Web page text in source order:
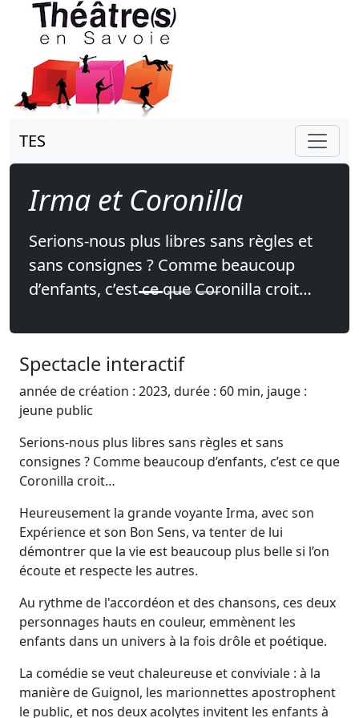
TES
Irma et Coronilla
Serions-nous plus libres sans règles et
sans consignes ? Comme beaucoup
d’enfants, c’est ce que Coronilla croit…
Spectacle interactif
année de création : 2023, durée : 60 min, jauge :
jeune public
Serions-nous plus libres sans règles et sans
consignes ? Comme beaucoup d’enfants, c’est ce que
Coronilla croit…
Heureusement la grande voyante Irma, avec son
Expérience et son Bon Sens, va tenter de lui
démontrer que la vie est beaucoup plus belle si l’on
écoute et respecte les autres.
Au rythme de l'accordéon et des chansons, ces deux
personnages hauts en couleur, emmènent les
enfants dans un univers à la fois drôle et poétique.
La comédie se veut chaleureuse et conviviale : à la
manière de Guignol, les marionnettes apostrophent
le public, et nos deux acolytes invitent les enfants à